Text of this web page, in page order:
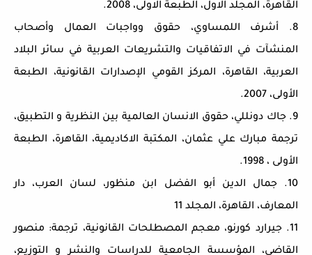
القاهرة، المجلد الاول، الطبعة الاولى، 2008.
8. أشرف اللمساوي، حقوق وواجبات العمال وأصحاب
المنشآت في الاتفاقيات والتشريعات العربية في سائر البلاد
العربية، القاهرة، المركز القومي الإصدارات القانونية، الطبعة
الأولى، 2007.
9. جاك دونللي، حقوق الانسان العالمية بين النظرية و التطبيق،
ترجمة مبارك علي عثمان، المكتبة الاكاديمية، القاهرة، الطبعة
الأولى ، 1998.
10. جمال الدين أبو الفضل ابن منظور، لسان العرب، دار
المعارف، القاهرة، المجلد 11
11. جيرارد كورنو، معجم المصطلحات القانونية، ترجمة: منصور
القاضي، المؤسسة الجامعية للدراسات والنشر و التوزيع،